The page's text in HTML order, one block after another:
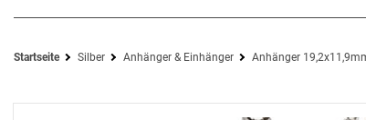
Startseite Silber Anhänger & Einhänger Anhänger